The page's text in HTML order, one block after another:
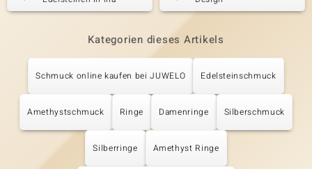
Kategorien dieses Artikels
Schmuck online kaufen bei JUWELO Edelsteinschmuck
Amethystschmuck Ringe Damenringe Silberschmuck
Silberringe Amethyst Ringe